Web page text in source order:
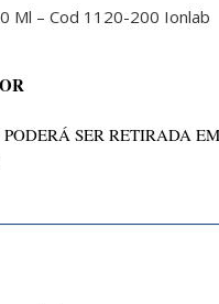
Ml – Cod 1120-200 Ionlab
SER RETIRADA